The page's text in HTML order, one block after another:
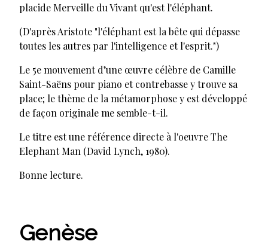
placide Merveille du Vivant qu'est l'éléphant.
(D'après Aristote "l'éléphant est la bête qui dépasse
toutes les autres par l'intelligence et l'esprit.")
Le 5e mouvement d’une œuvre célèbre de Camille
Saint-Saëns pour piano et contrebasse y trouve sa
place; le thème de la métamorphose y est développé
de façon originale me semble-t-il.
Le titre est une référence directe à l'oeuvre The
Elephant Man (David Lynch, 1980).
Bonne lecture.
Genèse